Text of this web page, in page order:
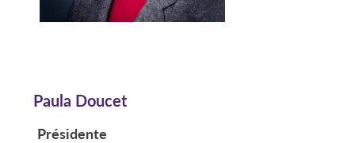
Paula Doucet
Présidente